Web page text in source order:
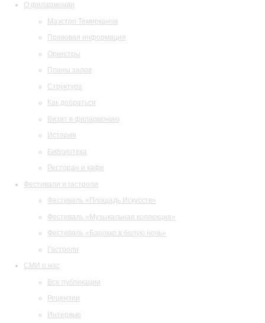
О филармонии
Маэстро Темирканов
Правовая информация
Оркестры
Планы залов
Структура
Как добраться
Визит в филармонию
История
Библиотека
Ресторан и кафе
Фестивали и гастроли
Фестиваль «Площадь Искусств»
Фестиваль «Музыкальная коллекция»
Фестиваль «Барокко в белую ночь»
Гастроли
СМИ о нас
Все публикации
Рецензии
Интервью